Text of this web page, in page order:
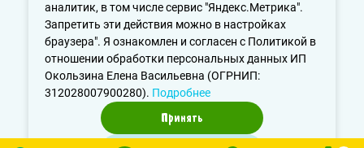
аналитик, в том числе сервис "Яндекс.Метрика".
Запретить эти действия можно в настройках
браузера". Я ознакомлен и согласен с Политикой в
отношении обработки персональных данных ИП
Окользина Елена Васильевна (ОГРНИП:
312028007900280). Подробнее
Принять